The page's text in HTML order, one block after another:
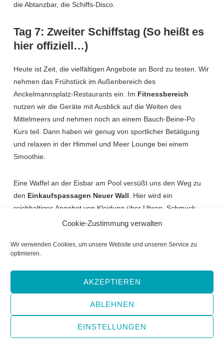
Cookie-Zustimmung verwalten
Wir verwenden Cookies, um unsere Website und unseren Service zu
optimieren.
AKZEPTIEREN
ABLEHNEN
EINSTELLUNGEN
die Abtanzbar, die Schiffs-Disco.
Tag 7: Zweiter Schiffstag (So heißt es
hier offiziell…)
Heute ist Zeit, die vielfältigen Angebote an Bord zu testen. Wir
nehmen das Frühstück im Außenbereich des
Anckelmannsplatz-Restaurants ein. Im Fitnessbereich
nutzen wir die Geräte mit Ausblick auf die Weiten des
Mittelmeers und nehmen noch an einem Bauch-Beine-Po
Kurs teil. Dann haben wir genug von sportlicher Betätigung
und relaxen in der Himmel und Meer Lounge bei einem
Smoothie.
Eine Waffel an der Eisbar am Pool versüßt uns den Weg zu
den Einkaufspassagen Neuer Wall . Hier wird ein
reichhaltiges Angebot von Kleidung über Uhren, Schmuck,
Mein Schiff 3Souvenirs angeboten. Wir studieren
oder Andere zu shoppen. Nach einem Snack im Außenbereich
des 24 Sunden Tag und Nacht Restaurants gönnen wir uns
einen Espresso in der Café Lounge und verbringen die
restliche Zeit bis zum Abend mal hier mal da, doch meistens
an einer der vielen Bars im Außenbereich.